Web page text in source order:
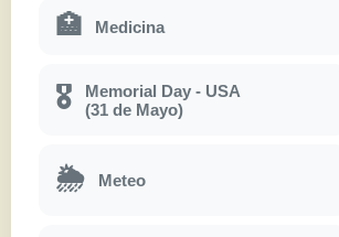
🏥 Medicina
🎖
Memorial Day - USA
(31 de Mayo)
🌦 Meteo